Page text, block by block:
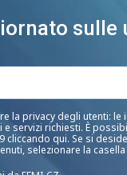
sulle
la privacy degli utenti:
servizi richiesti. È
cliccando qui. Se si
selezionare la